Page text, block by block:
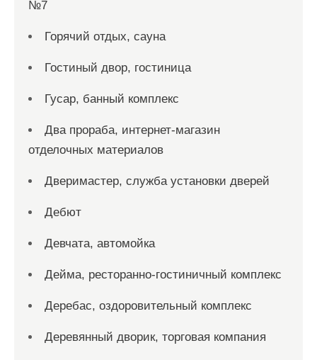
№7
Горячий отдых, сауна
Гостиный двор, гостиница
Гусар, банный комплекс
Два прораба, интернет-магазин
отделочных материалов
Дверимастер, служба установки дверей
Дебют
Девчата, автомойка
Дейма, ресторанно-гостиничный комплекс
Деребас, оздоровительный комплекс
Деревянный дворик, торговая компания